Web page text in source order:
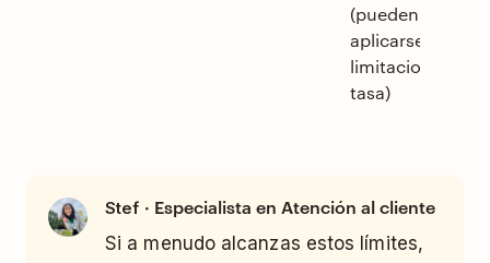
(pueden
aplicarse
limitaciones de
tasa)
Stef · Especialista en Atención al cliente
Si a menudo alcanzas estos límites,